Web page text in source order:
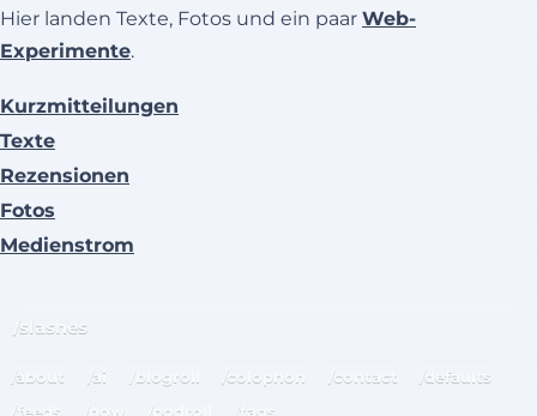
Hier landen Texte, Fotos und ein paar Web-
Experimente.
Kurzmitteilungen
Texte
Rezensionen
Fotos
Medienstrom
/slashes
/about /ai /blogroll /colophon /contact
/defaults
/feeds
/now /podroll /tags